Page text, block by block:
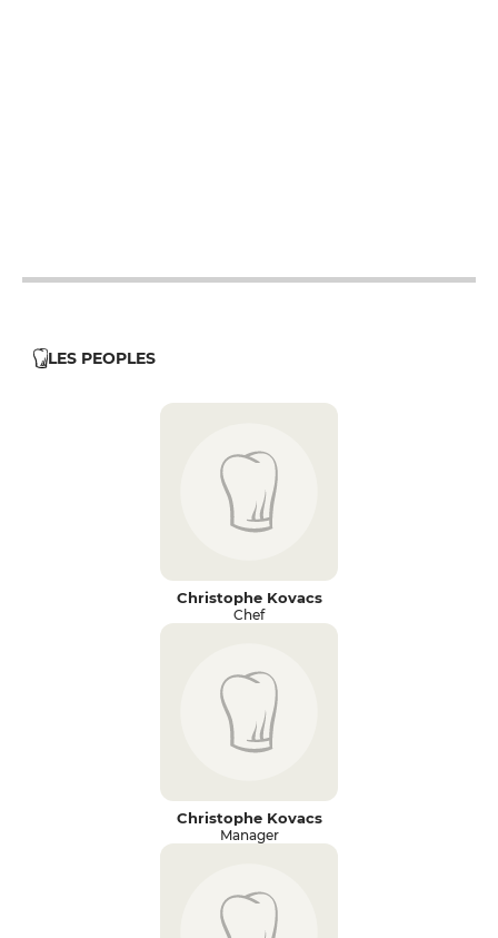
LES PEOPLES
Christophe Kovacs
Chef
Christophe Kovacs
Manager